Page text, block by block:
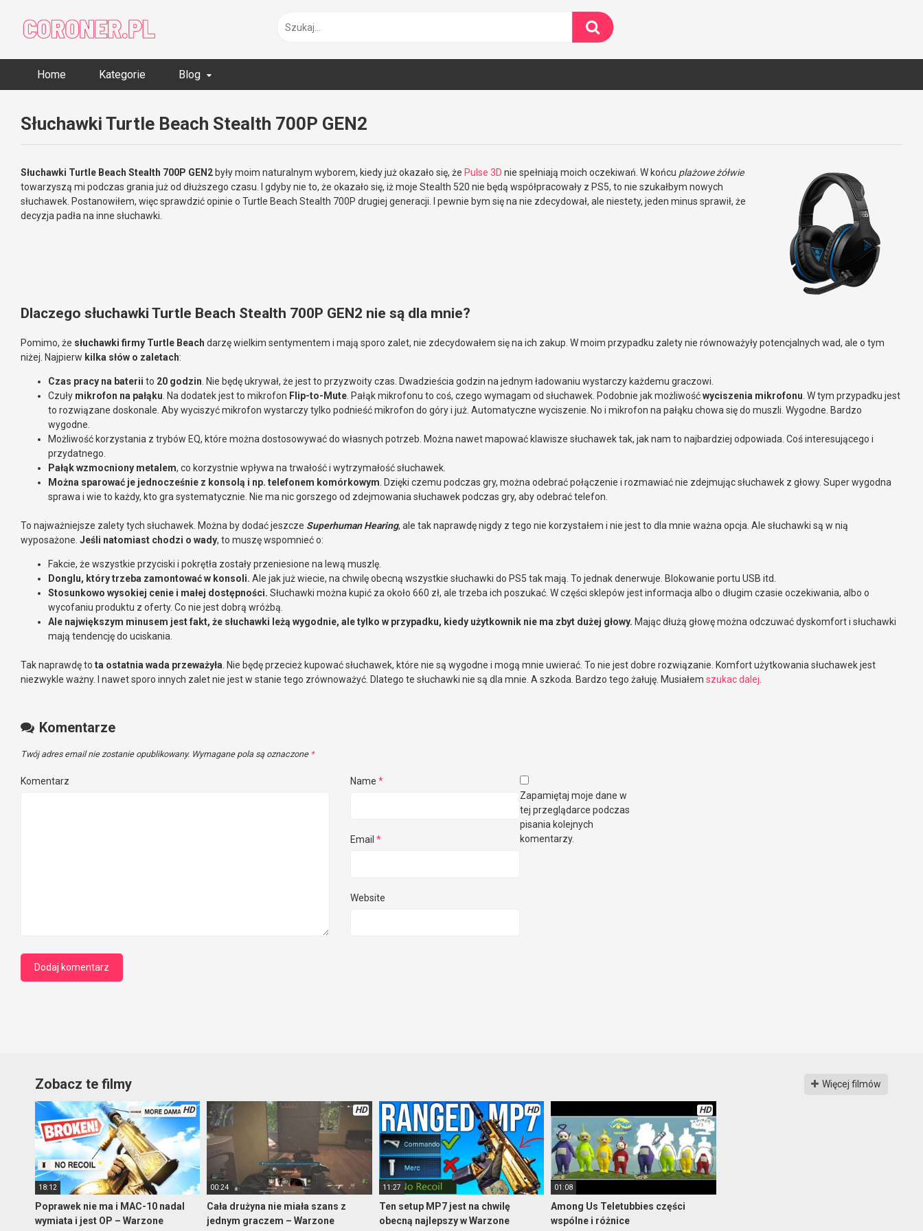
content
Home Kategorie Blog
Słuchawki Turtle Beach Stealth 700P GEN2
Słuchawki Turtle Beach Stealth 700P GEN2 były moim naturalnym wyborem, kiedy już okazało się, że Pulse 3D nie spełniają moich oczekiwań. W końcu plażowe żółwie
towarzyszą mi podczas grania już od dłuższego czasu. I gdyby nie to, że okazało się, iż moje Stealth 520 nie będą współpracowały z PS5, to nie szukałbym nowych
słuchawek. Postanowiłem, więc sprawdzić opinie o Turtle Beach Stealth 700P drugiej generacji. I pewnie bym się na nie zdecydował, ale niestety, jeden minus sprawił, że
decyzja padła na inne słuchawki.
Dlaczego słuchawki Turtle Beach Stealth 700P GEN2 nie są dla mnie?
Pomimo, że słuchawki firmy Turtle Beach darzę wielkim sentymentem i mają sporo zalet, nie zdecydowałem się na ich zakup. W moim przypadku zalety nie równoważyły potencjalnych wad, ale o tym
niżej. Najpierw kilka słów o zaletach:
Czas pracy na baterii to 20 godzin. Nie będę ukrywał, że jest to przyzwoity czas. Dwadzieścia godzin na jednym ładowaniu wystarczy każdemu graczowi.
Czuły mikrofon na pałąku. Na dodatek jest to mikrofon Flip-to-Mute. Pałąk mikrofonu to coś, czego wymagam od słuchawek. Podobnie jak możliwośćwyciszenia mikrofonu. W tym przypadku jest
to rozwiązane doskonale. Aby wyciszyć mikrofon wystarczy tylko podnieść mikrofon do góry i już. Automatyczne wyciszenie. No i mikrofon na pałąku chowa się do muszli. Wygodne. Bardzo
wygodne.
Możliwość korzystania z trybów EQ, które można dostosowywać do własnych potrzeb. Można nawet mapować klawisze słuchawek tak, jak nam to najbardziej odpowiada. Coś interesującego i
przydatnego.
Pałąk wzmocniony metalem, co korzystnie wpływa na trwałość i wytrzymałość słuchawek.
Można sparować je jednocześnie z konsolą i np. telefonem komórkowym. Dzięki czemu podczas gry, można odebrać połączenie i rozmawiać nie zdejmując słuchawek z głowy. Super wygodna
sprawa i wie to każdy, kto gra systematycznie. Nie ma nic gorszego od zdejmowania słuchawek podczas gry, aby odebrać telefon.
To najważniejsze zalety tych słuchawek. Można by dodać jeszcze Superhuman Hearing, ale tak naprawdę nigdy z tego nie korzystałem i nie jest to dla mnie ważna opcja. Ale słuchawki są w nią
wyposażone. Jeśli natomiast chodzi o wady, to muszę wspomnieć o:
Fakcie, że wszystkie przyciski i pokrętła zostały przeniesione na lewą muszlę.
Donglu, który trzeba zamontować w konsoli. Ale jak już wiecie, na chwilę obecną wszystkie słuchawki do PS5 tak mają. To jednak denerwuje. Blokowanie portu USB itd.
Stosunkowo wysokiej cenie i małej dostępności. Słuchawki można kupić za około 660 zł, ale trzeba ich poszukać. W części sklepów jest informacja albo o długim czasie oczekiwania, albo o
wycofaniu produktu z oferty. Co nie jest dobrą wróżbą.
Ale największym minusem jest fakt, że słuchawki leżą wygodnie, ale tylko w przypadku, kiedy użytkownik nie ma zbyt dużej głowy. Mając dłużą głowę można odczuwać dyskomfort i słuchawki
mają tendencję do uciskania.
Tak naprawdę to ta ostatnia wada przeważyła. Nie będę przecież kupować słuchawek, które nie są wygodne i mogą mnie uwierać. To nie jest dobre rozwiązanie. Komfort użytkowania słuchawek jest
niezwykle ważny. I nawet sporo innych zalet nie jest w stanie tego zrównoważyć. Dlatego te słuchawki nie są dla mnie. A szkoda. Bardzo tego żałuję. Musiałem szukac dalej.
Komentarze
Twój adres email nie zostanie opublikowany. Wymagane pola są oznaczone *
Komentarz Name *
Email *
Website
Zapamiętaj moje dane w
tej przeglądarce podczas
pisania kolejnych
komentarzy.
Zobacz te filmy Więcej filmów
HD
18:12
Poprawek nie ma i MAC-10 nadal
wymiata i jest OP – Warzone
HD
00:24
Cała drużyna nie miała szans z
jednym graczem – Warzone
HD
11:27
Ten setup MP7 jest na chwilę
obecną najlepszy w Warzone
HD
01:08
Among Us Teletubbies części
wspólne i różnice